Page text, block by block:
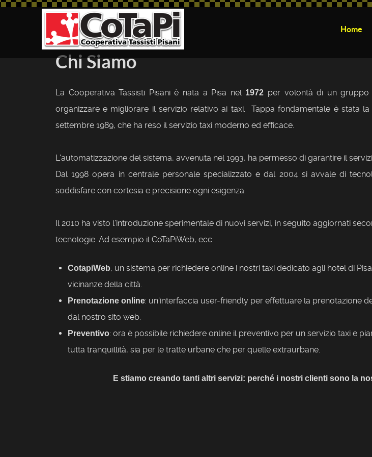
Home
Chi Siamo
La Cooperativa Tassisti Pisani è nata a Pisa nel 1972 per volontà di un
organizzare e migliorare il servizio relativo ai taxi. Tappa fondamentale è stata
settembre 1989, che ha reso il servizio taxi moderno ed efficace.
L'automatizzazione del sistema, avvenuta nel 1993, ha permesso di garantire il
Dal 1998 opera in centrale personale specializzato e dal 2004 si avvale di
soddisfare con cortesia e precisione ogni esigenza.
Il 2010 ha visto l'introduzione sperimentale di nuovi servizi, in seguito aggiornati
tecnologie. Ad esempio il CoTaPiWeb, ecc.
CotapiWeb, un sistema per richiedere online i nostri taxi dedicato agli hotel di
vicinanze della città.
Prenotazione online: un'interfaccia user-friendly per effettuare la prenotazione
dal nostro sito web.
Preventivo: ora è possibile richiedere online il preventivo per un servizio taxi e
tutta tranquillità, sia per le tratte urbane che per quelle extraurbane.
E stiamo creando tanti altri servizi: perché i nostri clienti sono la